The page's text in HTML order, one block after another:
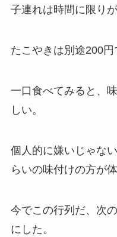
子連れは時間に限り
たこやきは別途200円
一口食べてみると、
しい。
個人的に嫌いじゃな
らいの味付けの方が体
今でこの行列だ、次
にした。